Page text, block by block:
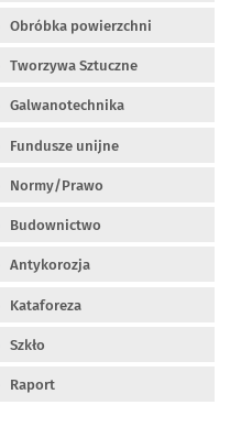
Obróbka powierzchni
Tworzywa Sztuczne
Galwanotechnika
Fundusze unijne
Normy/Prawo
Budownictwo
Antykorozja
Kataforeza
Szkło
Raport